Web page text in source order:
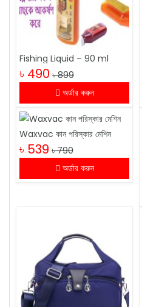
Fishing Liquid – 90 ml
৳ 490 ৳ 899
অর্ডার করুন
Waxvac কান পরিস্কার মেশিন
৳ 539 ৳ 790
অর্ডার করুন